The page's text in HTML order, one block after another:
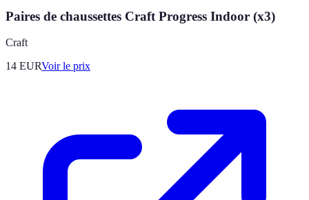
Paires de chaussettes Craft Progress Indoor (x3)
Craft
14 EURVoir le prix